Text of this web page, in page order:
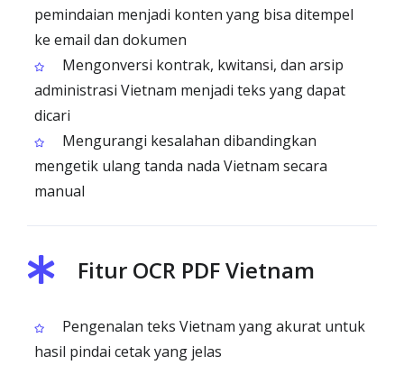
pemindaian menjadi konten yang bisa ditempel
ke email dan dokumen
Mengonversi kontrak, kwitansi, dan arsip
administrasi Vietnam menjadi teks yang dapat
dicari
Mengurangi kesalahan dibandingkan
mengetik ulang tanda nada Vietnam secara
manual
Fitur OCR PDF Vietnam
Pengenalan teks Vietnam yang akurat untuk
hasil pindai cetak yang jelas